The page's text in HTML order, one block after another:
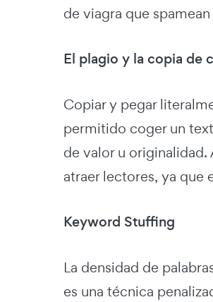
de viagra que
El plagio y la copia de
Copiar y pegar
permitido coger un
de valor u originalidad.
atraer lectores, ya que
Keyword Stuffing
La densidad de
es una técnica